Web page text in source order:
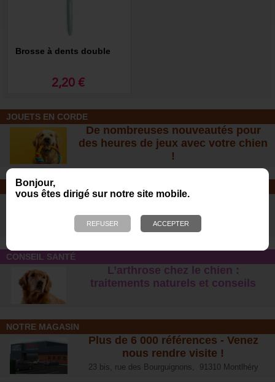
Bonjour,
vous êtes dirigé sur notre site mobile.
Brosse à dents double
2,20 €
JOUETS EN CORDE
De nombreuses nouveautés pour
des heures de jeux avec votre chien
!
SOINS ET SHAMPOOING
Tout pour l'hygiène et les soins de
votre chien !
CONSEIL SANTÉ
L’arthrose chez le chien :
traitements naturels et conseil s
NOTRE MAGASIN
Plus de 6 000 références - Venez
nous rendre visite !
23 bis, rue des Bourguignons, 91310 Montlhéry